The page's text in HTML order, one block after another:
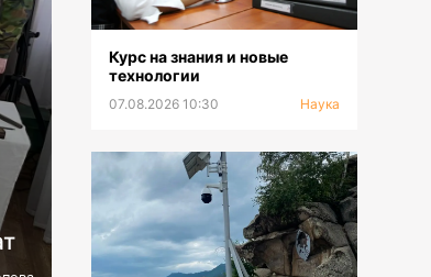
Курс на знания и новые
технологии
07.08.2026 10:30 Наука